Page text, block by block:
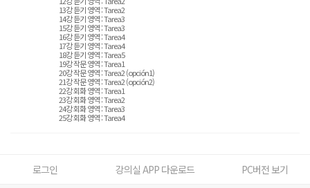
13강 듣기 영역 : Tarea2
14강 듣기 영역 : Tarea3
15강 듣기 영역 : Tarea3
16강 듣기 영역 : Tarea4
17강 듣기 영역 : Tarea4
18강 듣기 영역 : Tarea5
19강 작문 영역 : Tarea1
20강 작문 영역 : Tarea2 (opción1)
21강 작문 영역 : Tarea2 (opción2)
22강 회화 영역 : Tarea1
23강 회화 영역 : Tarea2
24강 회화 영역 : Tarea3
25강 회화 영역 : Tarea4
로그인 강의실 APP 다운로드 PC버전 보기